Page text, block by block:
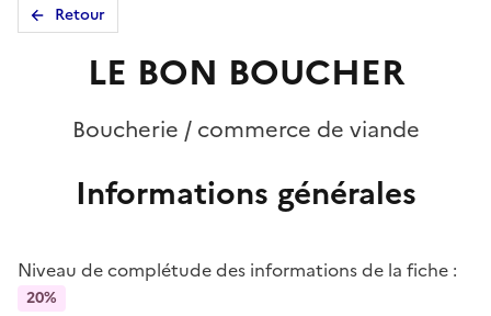
Retour
LE BON BOUCHER
Boucherie / commerce de viande
Informations générales
Niveau de complétude des informations de la fiche :
20%